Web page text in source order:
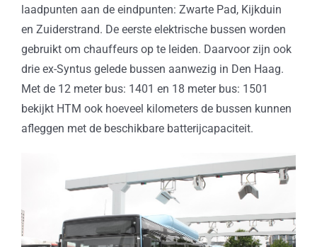
laadpunten aan de eindpunten: Zwarte Pad, Kijkduin
en Zuiderstrand. De eerste elektrische bussen worden
gebruikt om chauffeurs op te leiden. Daarvoor zijn ook
drie ex-Syntus gelede bussen aanwezig in Den Haag.
Met de 12 meter bus: 1401 en 18 meter bus: 1501
bekijkt HTM ook hoeveel kilometers de bussen kunnen
afleggen met de beschikbare batterijcapaciteit.